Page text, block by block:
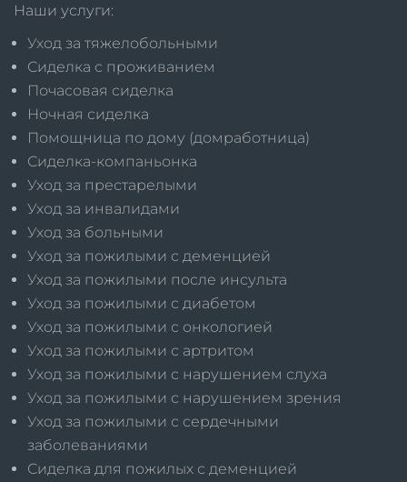
Наши услуги:
Уход за тяжелобольными
Сиделка с проживанием
Почасовая сиделка
Ночная сиделка
Помощница по дому (домработница)
Сиделка-компаньонка
Уход за престарелыми
Уход за инвалидами
Уход за больными
Уход за пожилыми с деменцией
Уход за пожилыми после инсульта
Уход за пожилыми с диабетом
Уход за пожилыми с онкологией
Уход за пожилыми с артритом
Уход за пожилыми с нарушением слуха
Уход за пожилыми с нарушением зрения
Уход за пожилыми с сердечными
заболеваниями
Сиделка для пожилых с деменцией